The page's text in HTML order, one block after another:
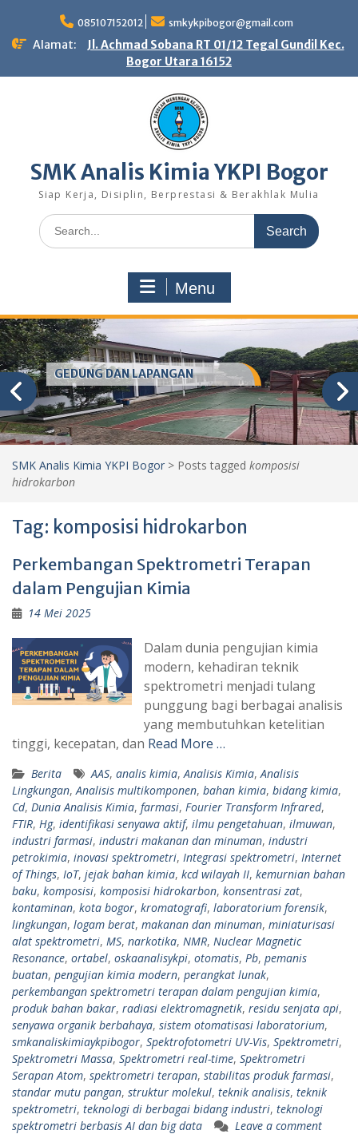
content
085107152012 smkykpibogor@gmail.com
Alamat:
Jl. Achmad Sobana RT 01/12 Tegal Gundil Kec.
Bogor Utara 16152
SMK Analis Kimia YKPI Bogor
Siap Kerja, Disiplin, Berprestasi & Berakhlak Mulia
Search
for:
Menu
GEDUNG DAN LAPANGAN
SMK Analis Kimia YKPI Bogor > Posts tagged komposisi
hidrokarbon
Tag: komposisi hidrokarbon
Perkembangan Spektrometri Terapan
dalam Pengujian Kimia
14 Mei 2025
Dalam dunia pengujian kimia
modern, kehadiran teknik
spektrometri menjadi tulang
punggung bagi berbagai analisis
yang membutuhkan ketelitian
tinggi, kecepatan, dan Read More …
Berita AAS, analis kimia, Analisis Kimia, Analisis
Lingkungan, Analisis multikomponen, bahan kimia, bidang kimia,
Cd, Dunia Analisis Kimia, farmasi, Fourier Transform Infrared,
FTIR, Hg, identifikasi senyawa aktif, ilmu pengetahuan, ilmuwan,
industri farmasi, industri makanan dan minuman, industri
petrokimia, inovasi spektrometri, Integrasi spektrometri, Internet
of Things, IoT, jejak bahan kimia, kcd wilayah II, kemurnian bahan
baku, komposisi, komposisi hidrokarbon, konsentrasi zat,
kontaminan, kota bogor, kromatografi, laboratorium forensik,
lingkungan, logam berat, makanan dan minuman, miniaturisasi
alat spektrometri, MS, narkotika, NMR, Nuclear Magnetic
Resonance, ortabel, oskaanalisykpi, otomatis, Pb, pemanis
buatan, pengujian kimia modern, perangkat lunak,
perkembangan spektrometri terapan dalam pengujian kimia,
produk bahan bakar, radiasi elektromagnetik, residu senjata api,
senyawa organik berbahaya, sistem otomatisasi laboratorium,
smkanaliskimiaykpibogor, Spektrofotometri UV-Vis, Spektrometri,
Spektrometri Massa, Spektrometri real-time, Spektrometri
Serapan Atom, spektrometri terapan, stabilitas produk farmasi,
standar mutu pangan, struktur molekul, teknik analisis, teknik
spektrometri, teknologi di berbagai bidang industri, teknologi
spektrometri berbasis AI dan big data
Leave a comment